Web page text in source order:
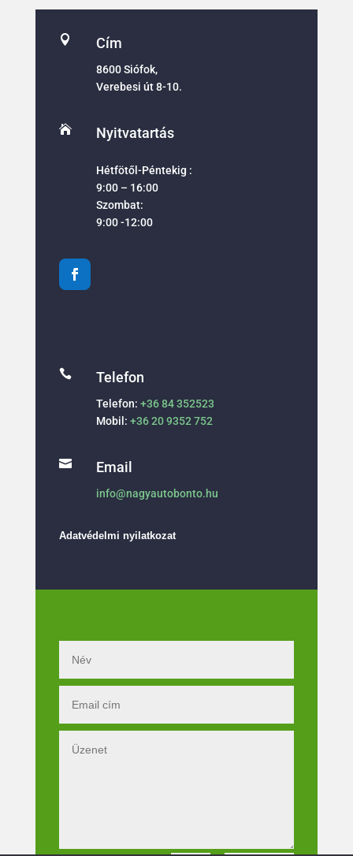
 Cím
8600 Siófok,
Verebesi út 8-10.
 Nyitvatartás
Hétfötől-Péntekig :
9:00 – 16:00
Szombat:
9:00 -12:00
 Telefon
Telefon: +36 84 352523
Mobil: +36 20 9352 752
 Email
info@nagyautobonto.hu
Adatvédelmi nyilatkozat